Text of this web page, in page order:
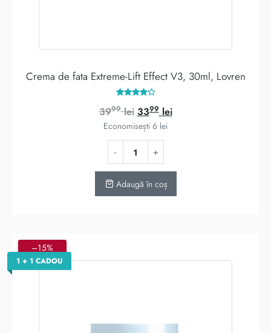
Crema de fata Extreme-Lift Effect V3, 30ml, Lovren
la
4.00
din 5
3999 lei Prețul
inițial
a
fost:
3999 lei.
3399 leiPrețul
Economisești 6 lei
Adaugă în coș
–15%
1 + 1 CADOU